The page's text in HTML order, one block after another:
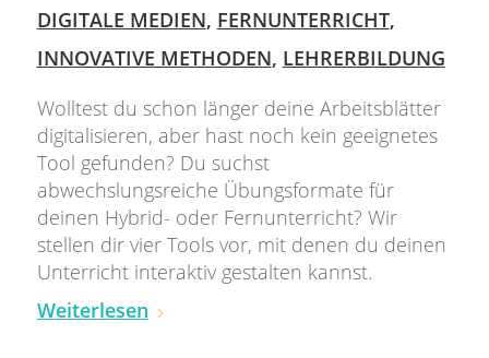
DIGITALE MEDIEN, FERNUNTERRICHT,
INNOVATIVE METHODEN, LEHRERBILDUNG
Wolltest du schon länger deine Arbeitsblätter
digitalisieren, aber hast noch kein geeignetes
Tool gefunden? Du suchst
abwechslungsreiche Übungsformate für
deinen Hybrid- oder Fernunterricht? Wir
stellen dir vier Tools vor, mit denen du deinen
Unterricht interaktiv gestalten kannst.
Weiterlesen